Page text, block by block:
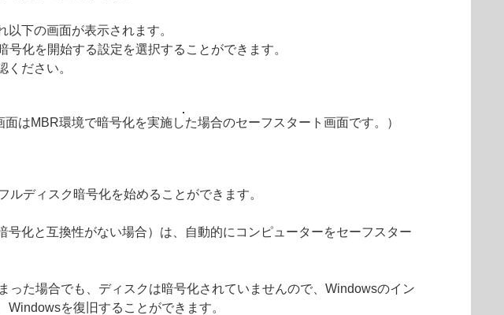
下の画面が表示されます。
化を開始する設定を選択することができます。
ださい。
面はMBR環境で暗号化を実施した場合のセーフスタート画面です。）
ディスク暗号化を始めることができます。
化と互換性がない場合）は、自動的にコンピューターをセーフスター
た場合でも、ディスクは暗号化されていませんので、Windowsのイン
を復旧することができます。